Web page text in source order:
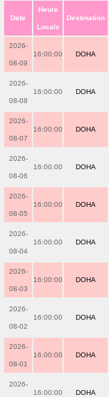
Date
Heure
Locale
Destination
2026-
08-09
16:00:00 DOHA
2026-
08-08
16:00:00 DOHA
2026-
08-07
16:00:00 DOHA
2026-
08-06
16:00:00 DOHA
2026-
08-05
16:00:00 DOHA
2026-
08-04
16:00:00 DOHA
2026-
08-03
16:00:00 DOHA
2026-
08-02
16:00:00 DOHA
2026-
08-01
16:00:00 DOHA
2026-
16:00:00 DOHA